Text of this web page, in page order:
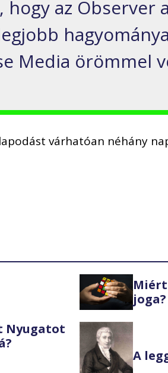
hogy az Observer
Media örömmel
várhatóan néhány
Miért
joga?
Nyugatot
A